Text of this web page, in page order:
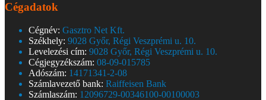
Cégadatok
Cégnév: Gasztro Net Kft.
Székhely: 9028 Győr, Régi Veszprémi u. 10.
Levelezési cím: 9028 Győr, Régi Veszprémi u. 10.
Cégjegyzékszám: 08-09-015785
Adószám: 14171341-2-08
Számlavezető bank: Raiffeisen Bank
Számlaszám: 12096729-00346100-00100003